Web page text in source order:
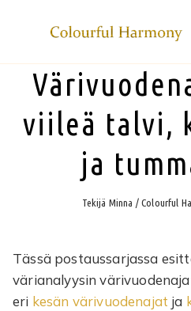
sisältöön
viileä talvi,
ja
Tekijä Minna / Colourful
Tässä postaussarjassa
värianalyysin
eri kesän värivuodenajat ja